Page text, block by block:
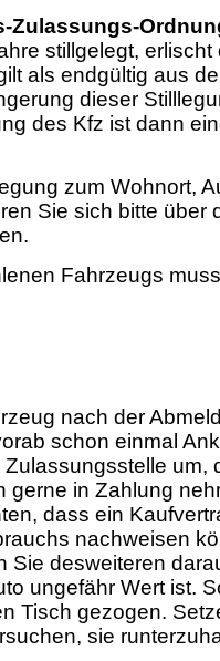
Zulassungs-
stillgelegt, erlischt
als endgültig aus
dieser
des Kfz ist dann
zum Wohnort,
Sie sich bitte über
Fahrzeugs
nach der
schon einmal
um,
gerne in Zahlung
dass ein
nachweisen
Sie desweiteren
ungefähr Wert ist.
Tisch gezogen.
sie